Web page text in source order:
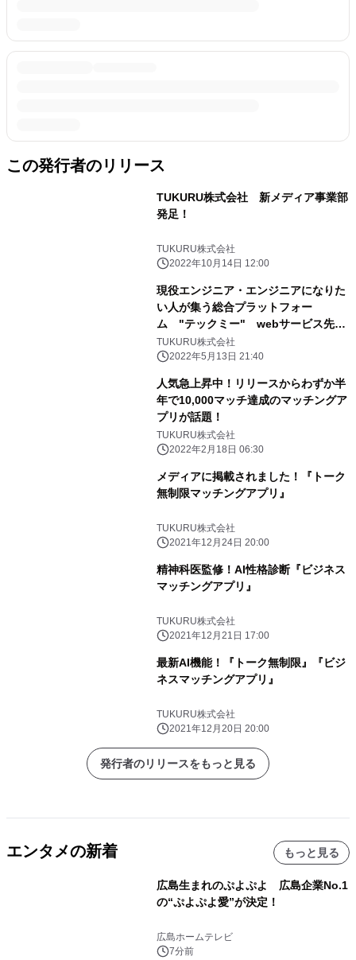
この発行者のリリース
TUKURU株式会社 新メディア事業部
発足！
TUKURU株式会社
2022年10月14日 12:00
現役エンジニア・エンジニアになりた
い人が集う総合プラットフォー
ム "テックミー" webサービス先行
リリース (メンター、講師大募集 )
TUKURU株式会社
2022年5月13日 21:40
人気急上昇中！リリースからわずか半
年で10,000マッチ達成のマッチングア
プリが話題！
TUKURU株式会社
2022年2月18日 06:30
メディアに掲載されました！『トーク
無制限マッチングアプリ』
TUKURU株式会社
2021年12月24日 20:00
精神科医監修！AI性格診断『ビジネス
マッチングアプリ』
TUKURU株式会社
2021年12月21日 17:00
最新AI機能！『トーク無制限』『ビジ
ネスマッチングアプリ』
TUKURU株式会社
2021年12月20日 20:00
発行者のリリースをもっと見る
エンタメの新着 もっと見る
広島生まれのぷよぷよ 広島企業No.1
の“ぷよぷよ愛”が決定！
広島ホームテレビ
7分前